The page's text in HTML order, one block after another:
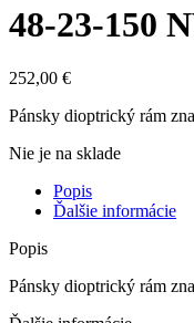
48-23-150
252,00 €
Pánsky dioptrický rám
Nie je na sklade
Popis
Ďalšie informácie
Popis
Pánsky dioptrický rám